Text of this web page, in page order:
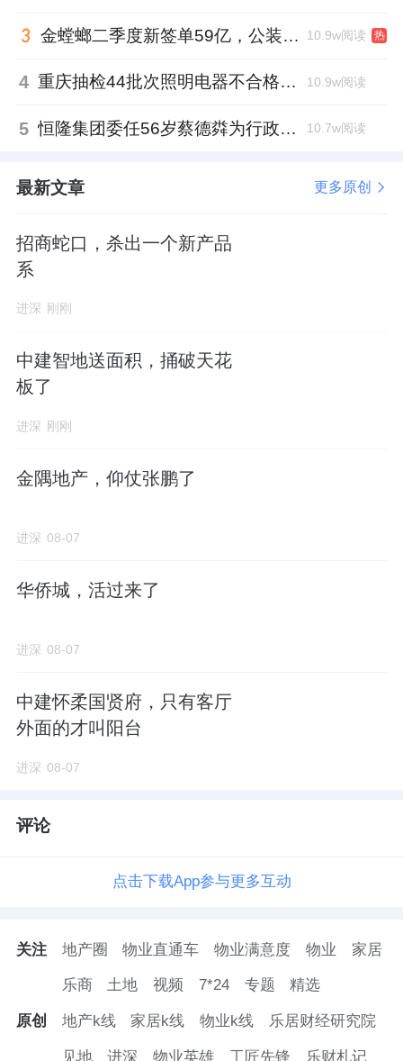
金螳螂二季度新签单59亿，公装业务贡献逾八成 10.9w阅读 热
4 重庆抽检44批次照明电器不合格，木林森全资子公司被点名 10.9w阅读
5 恒隆集团委任56岁蔡德粦为行政总裁、年薪2052万港元，曾任星巴克中国CEO 10.7w阅读
最新文章 更多原创
招商蛇口，杀出一个新产品
系
进深 刚刚
中建智地送面积，捅破天花
板了
进深 刚刚
金隅地产，仰仗张鹏了
进深 08-07
华侨城，活过来了
进深 08-07
中建怀柔国贤府，只有客厅
外面的才叫阳台
进深 08-07
评论
点击下载App参与更多互动
关注 地产圈 物业直通车 物业满意度 物业 家居
乐商 土地 视频 7*24 专题 精选
原创 地产k线 家居k线 物业k线 乐居财经研究院
见地 进深 物业英雄 工匠先锋 乐财札记